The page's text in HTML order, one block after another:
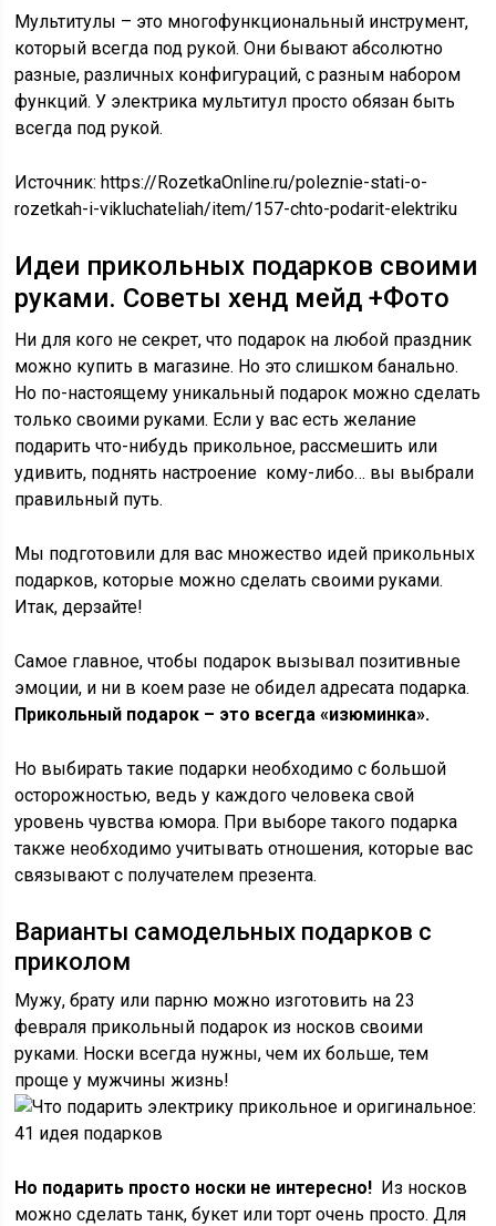
Мультитулы – это многофункциональный инструмент,
который всегда под рукой. Они бывают абсолютно
разные, различных конфигураций, с разным набором
функций. У электрика мультитул просто обязан быть
всегда под рукой.
Источник:https://RozetkaOnline.ru/poleznie-stati-o-
rozetkah-i-vikluchateliah/item/157-chto-podarit-elektriku
Идеи прикольных подарков своими
руками. Советы хенд мейд +Фото
Ни для кого не секрет, что подарок на любой праздник
можно купить в магазине. Но это слишком банально.
Но по-настоящему уникальный подарок можно сделать
только своими руками. Если у вас есть желание
подарить что-нибудь прикольное, рассмешить или
удивить, поднять настроение кому-либо… вы выбрали
правильный путь.
Мы подготовили для вас множество идей прикольных
подарков, которые можно сделать своими руками.
Итак, дерзайте!
Самое главное, чтобы подарок вызывал позитивные
эмоции, и ни в коем разе не обидел адресата подарка.
Прикольный подарок – это всегда «изюминка».
Но выбирать такие подарки необходимо с большой
осторожностью, ведь у каждого человека свой
уровень чувства юмора. При выборе такого подарка
также необходимо учитывать отношения, которые вас
связывают с получателем презента.
Варианты самодельных подарков с
приколом
Мужу, брату или парню можно изготовить на 23
февраля прикольный подарок из носков своими
руками. Носки всегда нужны, чем их больше, тем
проще у мужчины жизнь!
Но подарить просто носки не интересно! Из носков
можно сделать танк, букет или торт очень просто. Для